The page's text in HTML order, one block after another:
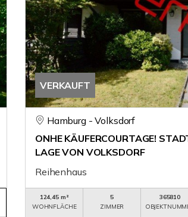
VERKAUFT
Hamburg - Volksdorf
ONHE KÄUFERCOURTAGE!
LAGE VON VOLKSDORF
Reihenhaus
124,45 m²
WOHNFLÄCHE
5
ZIMMER
365810